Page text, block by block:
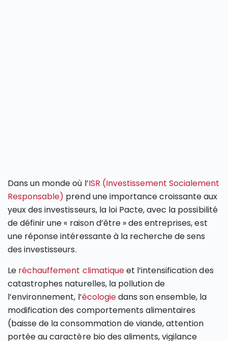
Dans un monde où l’ISR (Investissement Socialement
Responsable) prend une importance croissante aux
yeux des investisseurs, la loi Pacte, avec la possibilité
de définir une « raison d’être » des entreprises, est
une réponse intéressante à la recherche de sens
des investisseurs.
Le réchauffement climatiqueet l’intensification des
catastrophes naturelles, la pollution de
l’environnement, l’écologiedans son ensemble, la
modification des comportements alimentaires
(baisse de la consommation de viande, attention
portée au caractère bio des aliments, vigilance